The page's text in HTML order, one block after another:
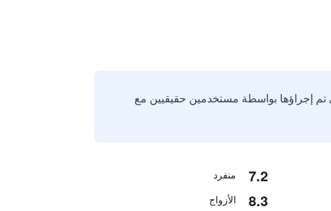
إجراؤها بواسطة مستخدمين حقيقيين مع
7.2 منفرد
8.3 الأزواج